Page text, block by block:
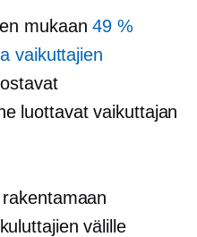
mukaan49 %
​​vaikuttajien
luottavat vaikuttajan
välille